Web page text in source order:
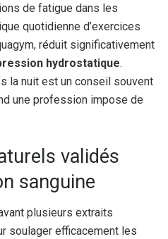
de fatigue dans les
quotidienne d’exercices
réduit significativement
hydrostatique.
la nuit est un conseil souvent
une profession impose de
validés
sanguine
plusieurs extraits
soulager efficacement les